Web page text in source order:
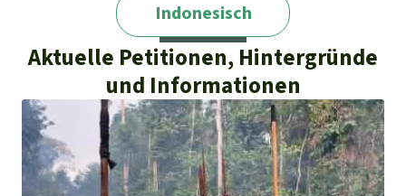
Indonesisch
Aktuelle Petitionen, Hintergründe
und Informationen